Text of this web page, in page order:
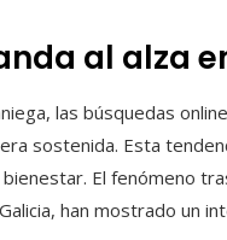
al alza
las búsquedas
sostenida. Esta
El fenómeno
han mostrado un